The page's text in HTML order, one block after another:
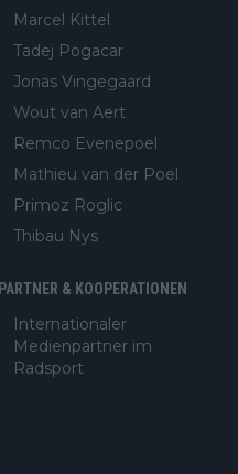
Marcel Kittel
Tadej Pogacar
Jonas Vingegaard
Wout van Aert
Remco Evenepoel
Mathieu van der Poel
Primoz Roglic
Thibau Nys
PARTNER & KOOPERATIONEN
Internationaler
Medienpartner im
Radsport